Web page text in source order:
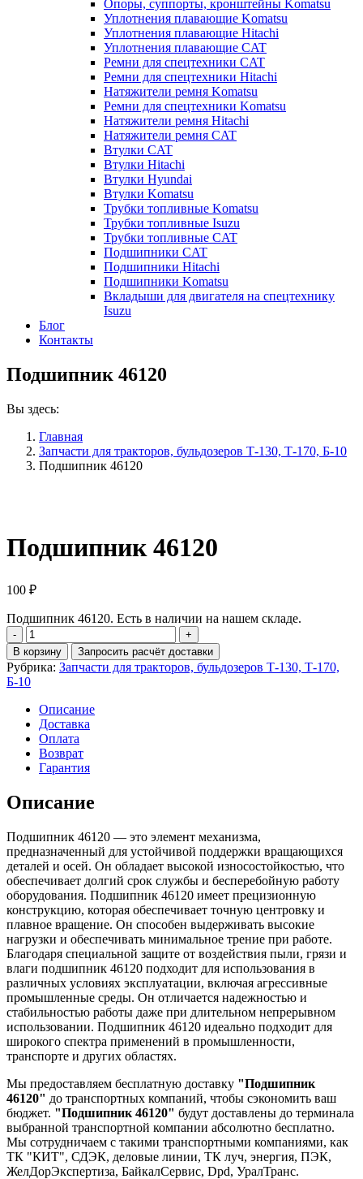
Опоры, суппорты, кронштейны Komatsu
Уплотнения плавающие Komatsu
Уплотнения плавающие Hitachi
Уплотнения плавающие CAT
Ремни для спецтехники CAT
Ремни для спецтехники Hitachi
Натяжители ремня Komatsu
Ремни для спецтехники Komatsu
Натяжители ремня Hitachi
Натяжители ремня CAT
Втулки CAT
Втулки Hitachi
Втулки Hyundai
Втулки Komatsu
Трубки топливные Komatsu
Трубки топливные Isuzu
Трубки топливные CAT
Подшипники CAT
Подшипники Hitachi
Подшипники Komatsu
Вкладыши для двигателя на спецтехнику
Isuzu
Блог
Контакты
Подшипник 46120
Вы здесь:
Главная
Запчасти для тракторов, бульдозеров Т-130, Т-170, Б-10
Подшипник 46120
Подшипник 46120
100 ₽
Подшипник 46120. Есть в наличии на нашем складе.
Количество
Подшипник
46120
В корзину Запросить расчёт доставки
Рубрика: Запчасти для тракторов, бульдозеров Т-130, Т-170,
Б-10
Описание
Доставка
Оплата
Возврат
Гарантия
Описание
Подшипник 46120 — это элемент механизма,
предназначенный для устойчивой поддержки вращающихся
деталей и осей. Он обладает высокой износостойкостью, что
обеспечивает долгий срок службы и бесперебойную работу
оборудования. Подшипник 46120 имеет прецизионную
конструкцию, которая обеспечивает точную центровку и
плавное вращение. Он способен выдерживать высокие
нагрузки и обеспечивать минимальное трение при работе.
Благодаря специальной защите от воздействия пыли, грязи и
влаги подшипник 46120 подходит для использования в
различных условиях эксплуатации, включая агрессивные
промышленные среды. Он отличается надежностью и
стабильностью работы даже при длительном непрерывном
использовании. Подшипник 46120 идеально подходит для
широкого спектра применений в промышленности,
транспорте и других областях.
Мы предоставляем бесплатную доставку "Подшипник
46120" до транспортных компаний, чтобы сэкономить ваш
бюджет. "Подшипник 46120" будут доставлены до терминала
выбранной транспортной компании абсолютно бесплатно.
Мы сотрудничаем с такими транспортными компаниями, как
ТК "КИТ", СДЭК, деловые линии, ТК луч, энергия, ПЭК,
ЖелДорЭкспертиза, БайкалСервис, Dpd, УралТранс.